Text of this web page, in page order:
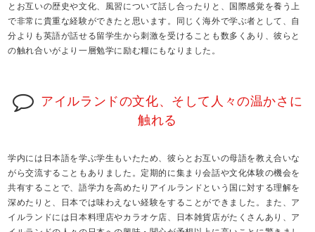
とお互いの歴史や文化、風習について話し合ったりと、国際感覚を養う上
で非常に貴重な経験ができたと思います。同じく海外で学ぶ者として、自
分よりも英語が話せる留学生から刺激を受けることも数多くあり、彼らと
の触れ合いがより一層勉学に励む糧にもなりました。
アイルランドの文化、そして人々の温かさに
触れる
学内には日本語を学ぶ学生もいたため、彼らとお互いの母語を教え合いな
がら交流することもありました。定期的に集まり会話や文化体験の機会を
共有することで、語学力を高めたりアイルランドという国に対する理解を
深めたりと、日本では味わえない経験をすることができました。また、ア
イルランドには日本料理店やカラオケ店、日本雑貨店がたくさんあり、ア